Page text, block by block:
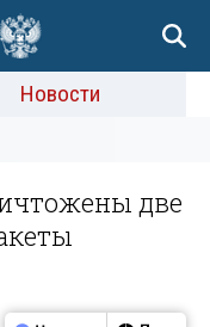
Новости
две